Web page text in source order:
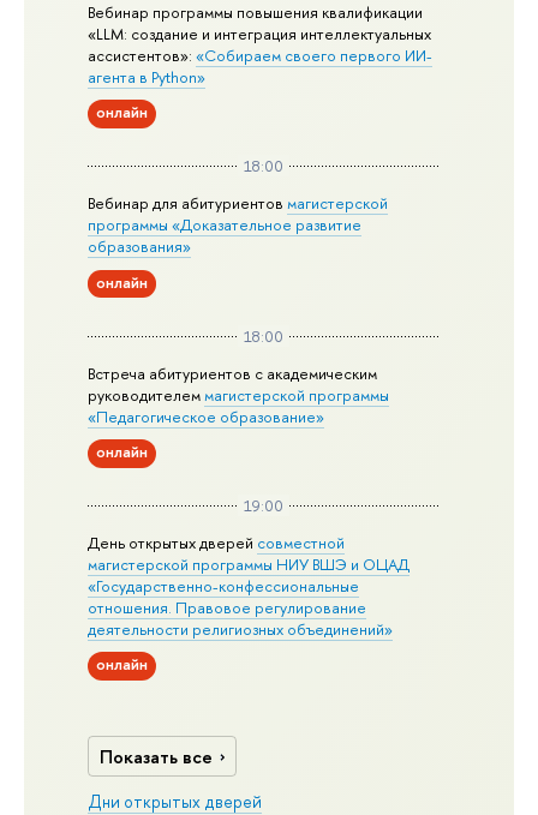
Вебинар программы повышения квалификации
«LLM: создание и интеграция интеллектуальных
ассистентов»:«Собираем своего первого ИИ-
агента в Python»
онлайн
18:00
Вебинар для абитуриентовмагистерской
программы «Доказательное развитие
образования»
онлайн
18:00
Встреча абитуриентов с академическим
руководителеммагистерской программы
«Педагогическое образование»
онлайн
19:00
День открытых дверей совместной
магистерской программы НИУ ВШЭ и ОЦАД
«Государственно-конфессиональные
отношения. Правовое регулирование
деятельности религиозных объединений»
онлайн
Показать все
Дни открытых дверей